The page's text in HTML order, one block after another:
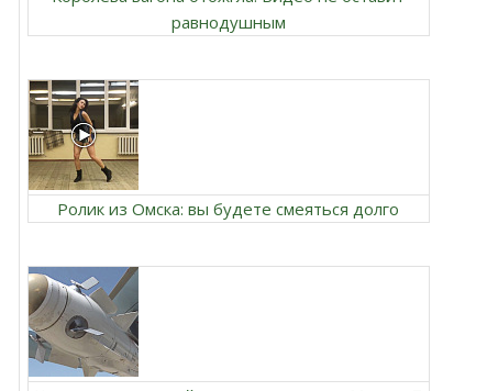
равнодушным
Ролик из Омска: вы будете смеяться долго